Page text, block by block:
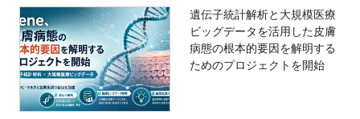
遺伝子統計解析と大規模医療
ビッグデータを活用した皮膚
病態の根本的要因を解明する
ためのプロジェクトを開始